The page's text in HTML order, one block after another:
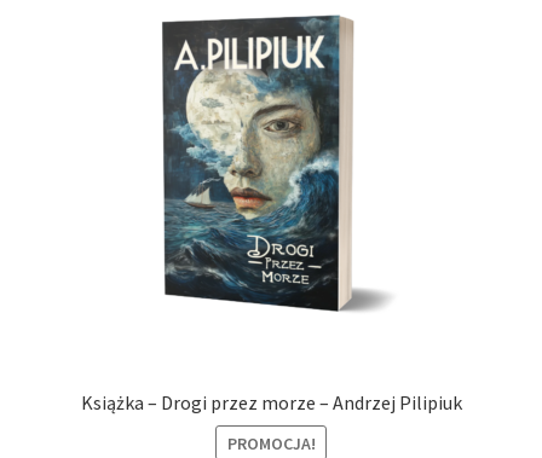
Książka – Drogi przez morze – Andrzej Pilipiuk
PROMOCJA!